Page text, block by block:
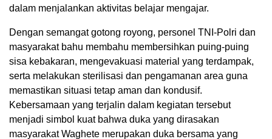
dalam menjalankan aktivitas belajar mengajar.
Dengan semangat gotong royong, personel TNI-Polri dan
masyarakat bahu membahu membersihkan puing-puing
sisa kebakaran, mengevakuasi material yang terdampak,
serta melakukan sterilisasi dan pengamanan area guna
memastikan situasi tetap aman dan kondusif.
Kebersamaan yang terjalin dalam kegiatan tersebut
menjadi simbol kuat bahwa duka yang dirasakan
masyarakat Waghete merupakan duka bersama yang